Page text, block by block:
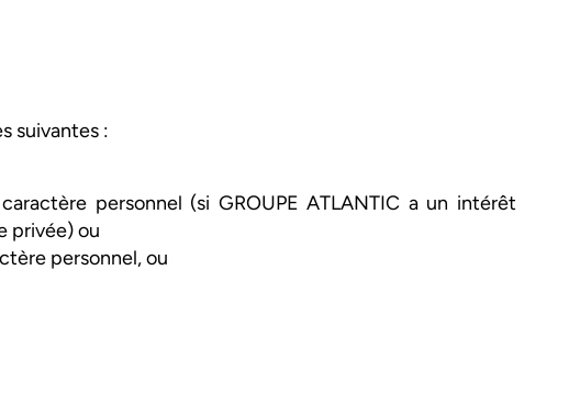
suivantes :
personnel (si GROUPE ATLANTIC a un intérêt
privée) ou
personnel, ou